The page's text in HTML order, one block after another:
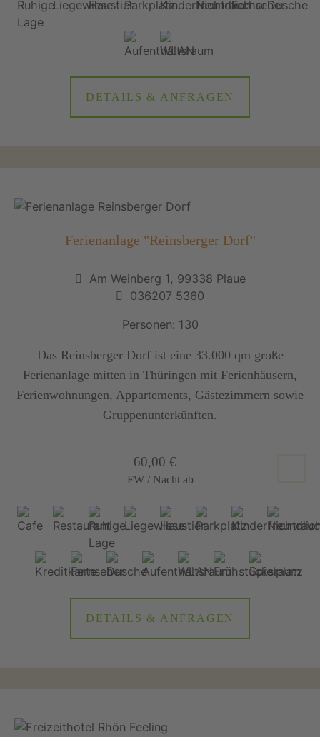
DETAILS & ANFRAGEN
Ferienanlage "Reinsberger Dorf"
Am Weinberg 1, 99338 Plaue
036207 5360
Personen: 130
Das Reinsberger Dorf ist eine 33.000 qm große
Ferienanlage mitten in Thüringen mit Ferienhäusern,
Ferienwohnungen, Appartements, Gästezimmern sowie
Gruppenunterkünften.
60,00 €
FW / Nacht ab
DETAILS & ANFRAGEN